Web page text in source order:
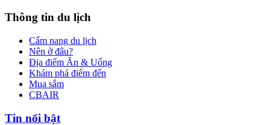
Thông tin du lịch
Cẩm nang du lịch
Nên ở đâu?
Địa điểm Ăn & Uống
Khám phá điểm đến
Mua sắm
CBAIR
Tin nổi bật